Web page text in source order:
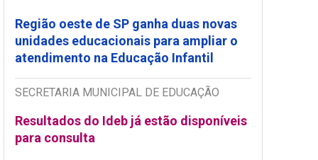
Região oeste de SP ganha duas novas
unidades educacionais para ampliar o
atendimento na Educação Infantil
SECRETARIA MUNICIPAL DE EDUCAÇÃO
Resultados do Ideb já estão disponíveis
para consulta